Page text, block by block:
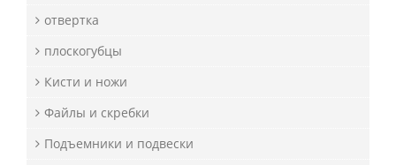
отвертка
плоскогубцы
Кисти и ножи
Файлы и скребки
Подъемники и подвески